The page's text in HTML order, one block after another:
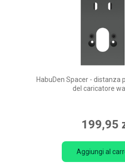
HabuDen Spacer - distanza
del caricatore
199,95
Aggiungi al